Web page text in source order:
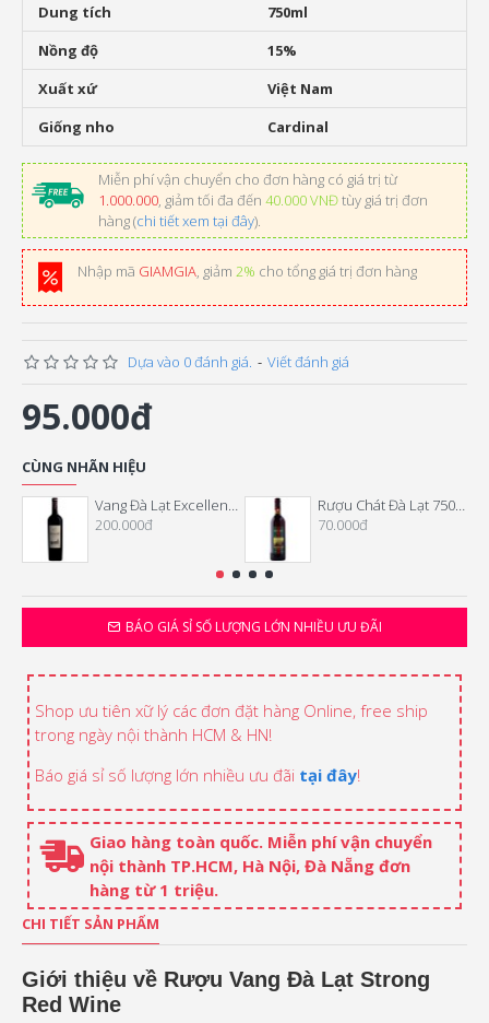
Dung tích
750ml
Nồng độ
15%
Xuất xứ
Việt Nam
Giống nho
Cardinal
Miễn phí vận chuyển cho đơn hàng có giá trị từ
1.000.000, giảm tối đa đến 40.000 VNĐtùy giá trị đơn
hàng (chi tiết xem tại đây).
Nhập mã GIAMGIA, giảm 2% cho tổng giá trị đơn hàng
Dựa vào 0 đánh giá. - Viết đánh giá
95.000đ
BÁO GIÁ SỈ SỐ LƯỢNG LỚN NHIỀU ƯU ĐÃI
CÙNG NHÃN HIỆU
Vang Đà Lạt Excellence Cabernet Merlot
200.000đ
Rượu Chát Đà Lạt 750 ML
70.000đ
Shop ưu tiên xữ lý các đơn đặt hàng Online, free ship
trong ngày nội thành HCM & HN!
Báo giá sỉ số lượng lớn nhiều ưu đãi tại đây!
Giao hàng toàn quốc. Miễn phí vận chuyển
nội thành TP.HCM, Hà Nội, Đà Nẵng đơn
hàng từ 1 triệu.
CHI TIẾT SẢN PHẨM
Giới thiệu về Rượu Vang Đà Lạt Strong
Red Wine